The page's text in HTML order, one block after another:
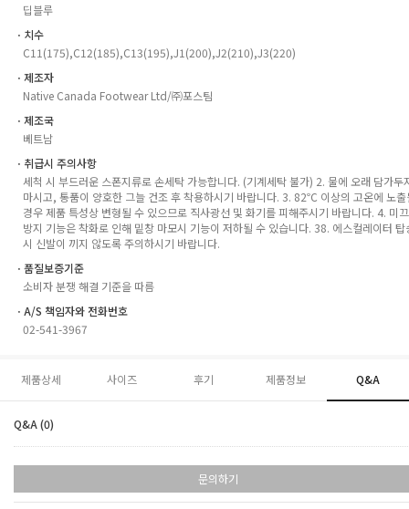
딥블루
ㆍ치수
C11(175),C12(185),C13(195),J1(200),J2(210),J3(220)
ㆍ제조자
Native Canada Footwear Ltd/㈜포스팀
ㆍ제조국
베트남
ㆍ취급시 주의사항
세척 시 부드러운 스폰지류로 손세탁 가능합니다. (기계세탁 불가) 2. 물에 오래 담가두
마시고, 통품이 양호한 그늘 건조 후 착용하시기 바랍니다. 3. 82℃ 이상의 고온에 노출
경우 제품 특성상 변형될 수 있으므로 직사광선 및 화기를 피해주시기 바랍니다. 4. 미
방지 기능은 착화로 인해 밑창 마모시 기능이 저하될 수 있습니다. 38. 에스컬레이터 탑
시 신발이 끼지 않도록 주의하시기 바랍니다.
ㆍ품질보증기준
소비자 분쟁 해결 기준을 따름
ㆍA/S 책임자와 전화번호
02-541-3967
제품상세 사이즈 후기 제품정보 Q&A
Q&A (0)
문의하기